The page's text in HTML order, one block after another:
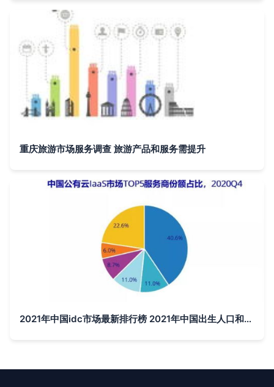
重庆旅游市场服务调查 旅游产品和服务需提升
2021年中国idc市场最新排行榜 2021年中国出生人口和死亡人口